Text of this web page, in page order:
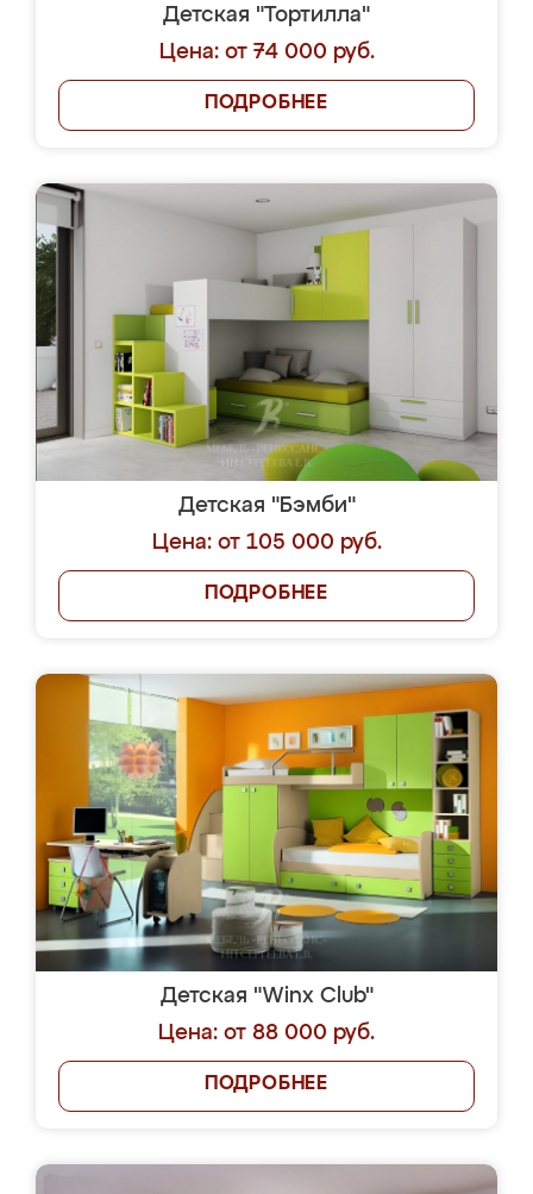
Детская "Тортилла"
Цена: от 74 000 руб.
ПОДРОБНЕЕ
Детская "Бэмби"
Цена: от 105 000 руб.
ПОДРОБНЕЕ
Детская "Winx Club"
Цена: от 88 000 руб.
ПОДРОБНЕЕ